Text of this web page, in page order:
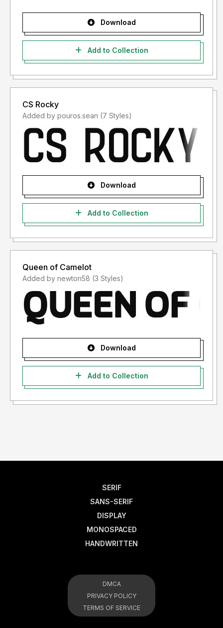
Download
Add to Collection
CS Rocky
Added by pouros.sean (7 Styles)
Download
Add to Collection
Queen of Camelot
Added by newton58 (3 Styles)
Download
Add to Collection
SERIF
SANS-SERIF
DISPLAY
MONOSPACED
HANDWRITTEN
DMCA
PRIVACY POLICY
TERMS OF SERVICE